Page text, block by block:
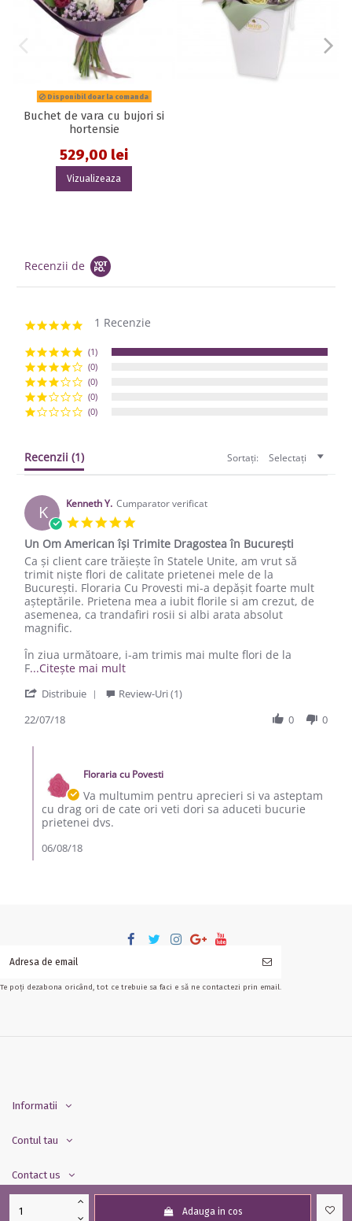
Adauga in cos
Disponibil doar la comanda
Buchet de vara cu bujori si
hortensie
529,00 lei
Vizualizeaza
Recenzii de
5.0 star rating
1 Recenzie
(1)
(0)
(0)
(0)
(0)
Recenzii (1) Sortați: Selectați
K Kenneth Y. Cumparator verificat
Un Om American își Trimite Dragostea în București
Review by Kenneth Y. on 22 Jul 2018
review stating Un Om American își Trimite Dragostea în
Ca și client care trăiește în Statele Unite, am vrut să
trimit niște flori de calitate prietenei mele de la
București. Floraria Cu Provesti mi-a depășit foarte mult
așteptările. Prietena mea a iubit florile si am crezut, de
asemenea, ca trandafiri rosii si albi arata absolut
magnific.
În ziua următoare, i-am trimis mai multe flori de la
F...Citește mai multRead more about Ca și client care trăiește
Distribuie ' Share Review by Kenneth Y. on 22 Jul 2018
Review-Uri (1)
22/07/18
0 0
Floraria cu Povesti
Va multumim pentru aprecieri si va asteptam
cu drag ori de cate ori veti dori sa aduceti bucurie
prietenei dvs.
06/08/18
Te poți dezabona oricând, tot ce trebuie sa faci e să ne contactezi prin email.
Informatii
Contul tau
Contact us